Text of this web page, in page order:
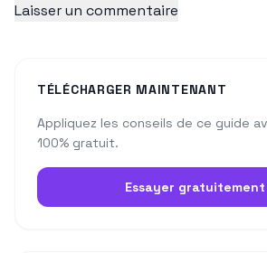
TÉLÉCHARGER MAINTENANT
Appliquez les conseils de ce guide
100% gratuit.
Essayer